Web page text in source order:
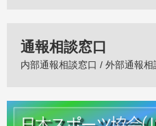
通報相談窓口
内部通報相談窓口 / 外部通報相